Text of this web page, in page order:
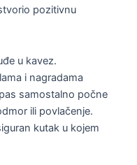
pozitivnu
u kavez.
i nagradama
samostalno počne
ili povlačenje.
kutak u kojem